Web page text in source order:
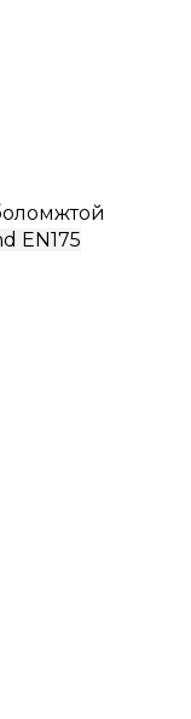
EN175